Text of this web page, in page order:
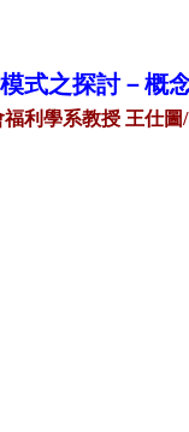
式之探討－概
利學系教授 王仕